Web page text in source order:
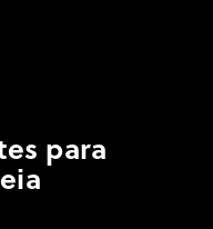
para